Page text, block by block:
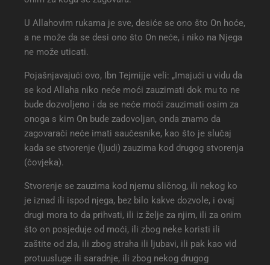
U Allahovim rukama je sve, desiće se ono što On hoće,
a ne može da se desi ono što On neće, i niko na Njega
ne može uticati.
Pojašnjavajući ovo, Ibn Tejmijje veli: „Imajući u vidu da
se kod Allaha niko neće moći zauzimati dok mu to ne
bude dozvoljeno i da se neće moći zauzimati osim za
onoga s kim On bude zadovoljan, onda znamo da
zagovarači neće imati saučesnike, kao što je slučaj
kada se stvorenje (ljudi) zauzima kod drugog stvorenja
(čovjeka).
Stvorenje se zauzima kod njemu sličnog, ili nekog ko
je iznad ili ispod njega, bez bilo kakve dozvole, i ovaj
drugi mora to da prihvati, ili iz želje za njim, ili za onim
što on posjeduje od moći, ili zbog neke koristi ili
zaštite od zla, ili zbog straha ili ljubavi, ili pak kao vid
protuusluge ili saradnje, ili zbog nekog drugog